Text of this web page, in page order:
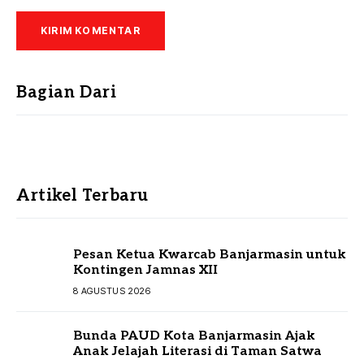
Bagian Dari
Artikel Terbaru
Pesan Ketua Kwarcab Banjarmasin untuk
Kontingen Jamnas XII
8 AGUSTUS 2026
Bunda PAUD Kota Banjarmasin Ajak
Anak Jelajah Literasi di Taman Satwa